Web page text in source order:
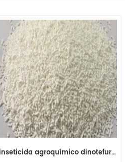
inseticida agroquímico dinotefurano 20% wdg